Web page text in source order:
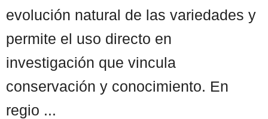
evolución natural de las variedades y
permite el uso directo en
investigación que vincula
conservación y conocimiento. En
regio ...